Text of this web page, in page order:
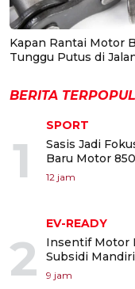
Kapan Rantai Motor
Tunggu Putus di
BERITA
1
SPORT
Sasis Jadi
Baru Motor
12 jam
2
EV-READY
Insentif Motor
Subsidi
9 jam